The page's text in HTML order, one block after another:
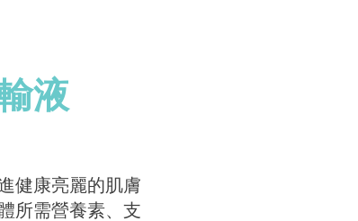
液
健康亮麗的肌膚
所需營養素、支